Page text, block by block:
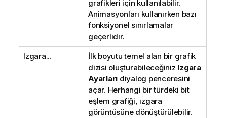
grafikleri için kullanılabilir.
Animasyonları kullanırken bazı
fonksiyonel sınırlamalar
geçerlidir.
Izgara...
İlk boyutu temel alan bir grafik
dizisi oluşturabileceğiniz Izgara
Ayarları diyalog penceresini
açar. Herhangi bir türdeki bit
eşlem grafiği, ızgara
görüntüsüne dönüştürülebilir.